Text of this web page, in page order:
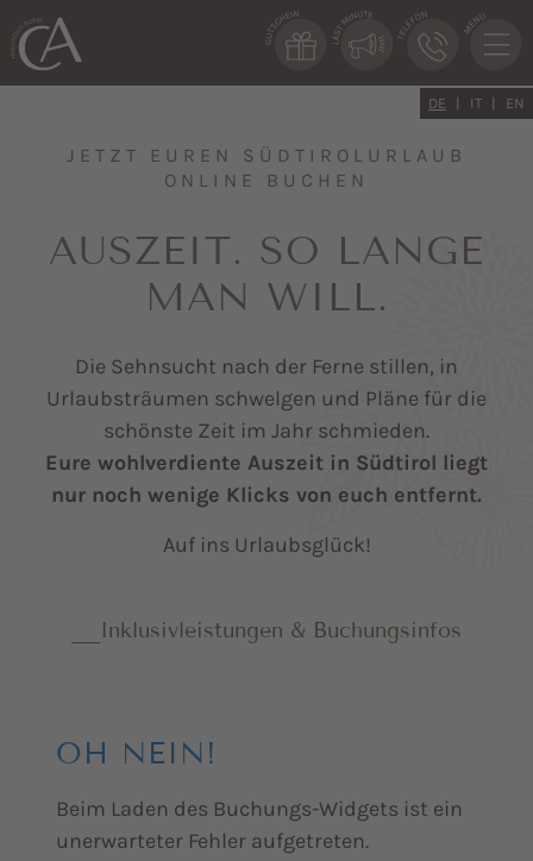
DE IT EN
JETZT EUREN SÜDTIROLURLAUB
ONLINE BUCHEN
AUSZEIT. SO LANGE
MAN WILL.
Die Sehnsucht nach der Ferne stillen, in
Urlaubsträumen schwelgen und Pläne für die
schönste Zeit im Jahr schmieden.
Eure wohlverdiente Auszeit in Südtirol liegt
nur noch wenige Klicks von euch entfernt.
Auf ins Urlaubsglück!
Inklusivleistungen & Buchungsinfos
OH NEIN!
Beim Laden des Buchungs-Widgets ist ein
unerwarteter Fehler aufgetreten.